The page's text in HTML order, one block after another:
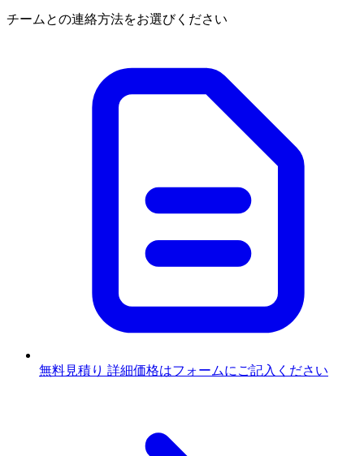
チームとの連絡方法をお選びください
無料見積り 詳細価格はフォームにご記入ください